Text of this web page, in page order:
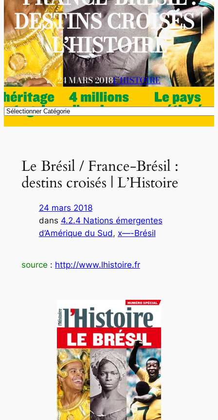
DESTINS CROISÉS |
L’HISTOIRE
24 MARS 2018L’HISTOIRE
Catégories
Le Brésil / France-Brésil :
destins croisés | L’Histoire
24 mars 2018
dans 4.2.4 Nations émergentes
d’Amérique du Sud, x—-Brésil
source : http://www.lhistoire.fr